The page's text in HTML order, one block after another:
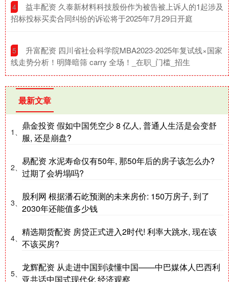
4
​益丰配资 久泰新材料科技股份作为被告被上诉人的1起涉及
招标投标买卖合同纠纷的诉讼将于2025年7月29日开庭
5
​升富配资 四川省社会科学院MBA2023-2025年复试线×国家
线走势分析！明降暗筛 carry 全场！_在职_门槛_招生
最新文章
1、
鼎金投资 假如中国凭空少 8 亿人, 普通人生活是会变舒
服, 还是崩盘?
2、
易配资 水泥寿命仅有50年, 那50年后的房子该怎么办?
过期了会坍塌吗?
3、
股利网 根据潘石屹预测的未来房价: 150万房子, 到了
2030年还能值多少钱
4、
精选期货配资 房贷正式进入2时代! 利率大跳水, 现在该
不该买房?
5、
龙辉配资 从走进中国到读懂中国——中巴媒体人巴西利
亚共话中国式现代化 经济观察